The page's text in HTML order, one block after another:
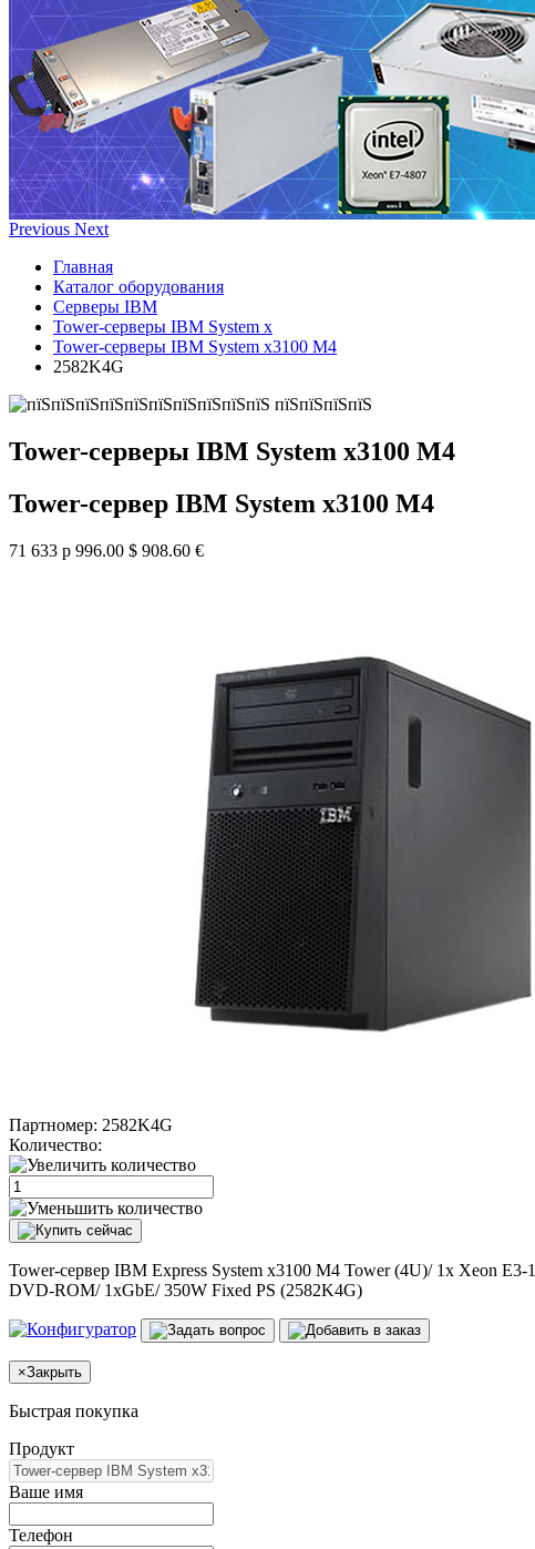
Previous Next
Главная
Каталог оборудования
Серверы IBM
Tower-серверы IBM System x
Tower-серверы IBM System x3100 M4
2582K4G
Tower-серверы IBM System x3100 M4
Tower-сервер IBM System x3100 M4
71 633 р 996.00 $ 908.60 €
Партномер: 2582K4G
Количество:
Tower-сервер IBM Express System x3100 M4 Tower (4U)/ 1x Xeon
DVD-ROM/ 1xGbE/ 350W Fixed PS (2582K4G)
×Закрыть
Быстрая покупка
Продукт
Ваше имя
Телефон